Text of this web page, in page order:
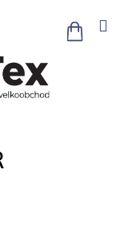
NÁKUPNÍ
KOŠÍK